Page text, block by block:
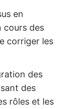
en
cours des
corriger les
des
des
rôles et les